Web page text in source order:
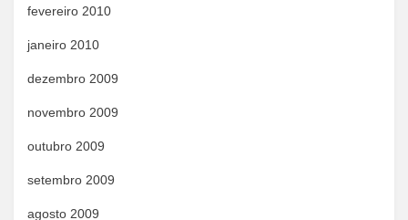
fevereiro 2010
janeiro 2010
dezembro 2009
novembro 2009
outubro 2009
setembro 2009
agosto 2009